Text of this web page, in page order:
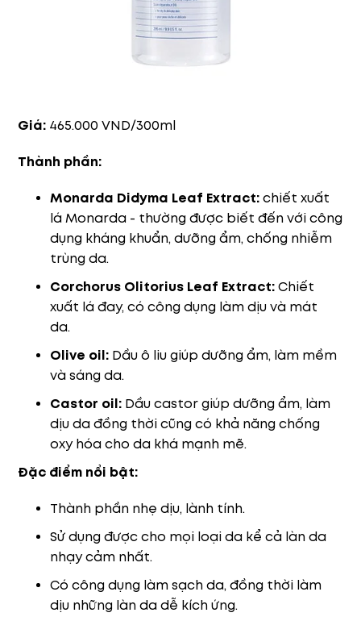
Giá: 465.000 VND/300ml
Thành phần:
Monarda Didyma Leaf Extract:chiết xuất
lá Monarda - thường được biết đến với công
dụng kháng khuẩn, dưỡng ẩm, chống nhiễm
trùng da.
Corchorus Olitorius Leaf Extract:Chiết
xuất lá đay, có công dụng làm dịu và mát
da.
Olive oil: Dầu ô liu giúp dưỡng ẩm, làm mềm
và sáng da.
Castor oil: Dầu castor giúp dưỡng ẩm, làm
dịu da đồng thời cũng có khả năng chống
oxy hóa cho da khá mạnh mẽ.
Đặc điểm nổi bật:
Thành phần nhẹ dịu, lành tính.
Sử dụng được cho mọi loại da kể cả làn da
nhạy cảm nhất.
Có công dụng làm sạch da, đồng thời làm
dịu những làn da dễ kích ứng.